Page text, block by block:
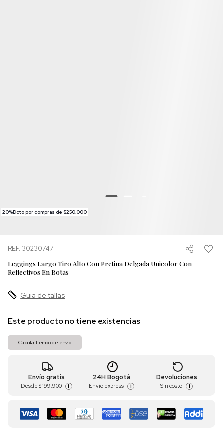
20%Dcto por compras de $250.000
REF. 30230747
Leggings Largo Tiro Alto Con Pretina Delgada Unicolor Con
Reflectivos En Botas
Guia de tallas
Este producto no tiene existencias
Calcular tiempo de envío
Envío gratis
Desde $ 199.900 i
24H Bogotá
Envío express i
Devoluciones
Sin costo i